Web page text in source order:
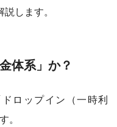
します。
体系」か？
ロップイン（一時利
。